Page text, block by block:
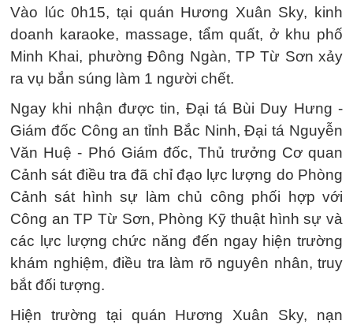
Vào lúc 0h15, tại quán Hương Xuân Sky, kinh
doanh karaoke, massage, tẩm quất, ở khu phố
Minh Khai, phường Đông Ngàn, TP Từ Sơn xảy
ra vụ bắn súng làm 1 người chết.
Ngay khi nhận được tin, Đại tá Bùi Duy Hưng -
Giám đốc Công an tỉnh Bắc Ninh, Đại tá Nguyễn
Văn Huệ - Phó Giám đốc, Thủ trưởng Cơ quan
Cảnh sát điều tra đã chỉ đạo lực lượng do Phòng
Cảnh sát hình sự làm chủ công phối hợp với
Công an TP Từ Sơn, Phòng Kỹ thuật hình sự và
các lực lượng chức năng đến ngay hiện trường
khám nghiệm, điều tra làm rõ nguyên nhân, truy
bắt đối tượng.
Hiện trường tại quán Hương Xuân Sky, nạn